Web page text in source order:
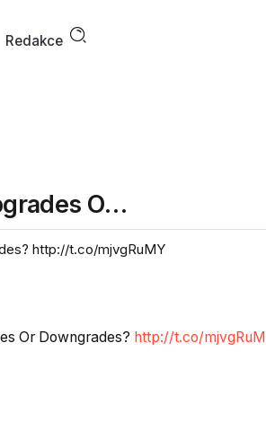
Redakce
O…
http://t.co/mjvgRuMY
Or Downgrades? http://t.co/